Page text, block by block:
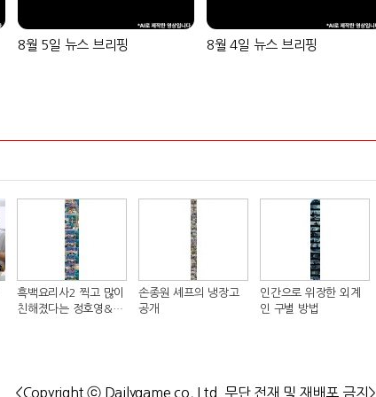
8월 5일 뉴스 브리핑 8월 4일 뉴스 브리핑
흑백요리사2 찍고 많이
친해졌다는 정호영&샘
손종원 셰프의 냉장고
공개
인간으로 위장한 외계
인 구별 방법
<Copyright ⓒ Dailygame co, Ltd. 무단 전재 및 재배포 금지>